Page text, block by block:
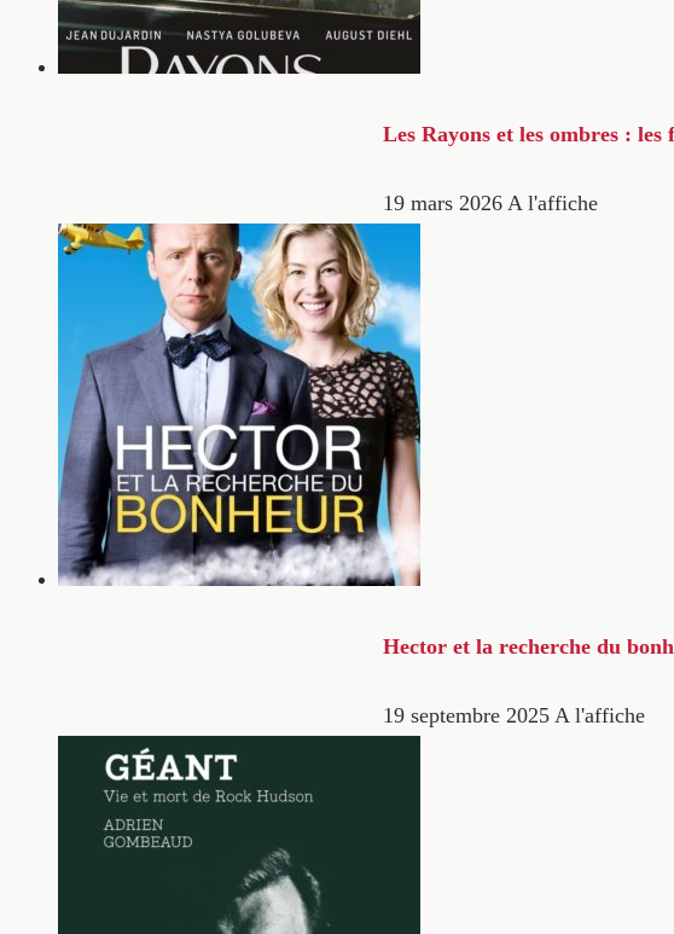
Les Rayons et les ombres : les
19 mars 2026 A l'affiche
Hector et la recherche du
19 septembre 2025 A l'affiche